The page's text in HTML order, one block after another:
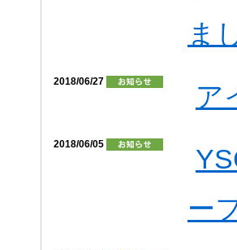
ま
2018/06/27 ア
2018/06/05
ー